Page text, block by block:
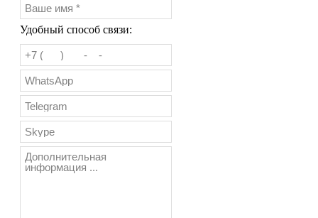
Удобный способ связи: